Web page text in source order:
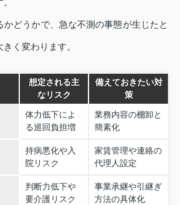
かどうかで、急な不測の事態が生じたと
く変わります。
想定される主
なリスク
備えておきたい対
策
体力低下によ
る巡回負担増
業務内容の棚卸と
簡素化
持病悪化や入
院リスク
家賃管理や連絡の
代理人設定
判断力低下や
要介護リスク
事業承継や引継ぎ
方法の具体化